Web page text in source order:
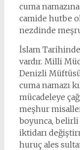
cuma
camide hutbe
nezdinde
İslam
vardır. Milli
Denizli
cuma namazı
mücadeleye
meşhur
boyunca, belirli
iktidarı
huruç ales